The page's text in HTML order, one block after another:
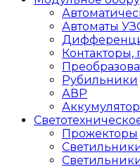
Автоматы
Контакторы,
Рубильники
АВР
Прожекторы